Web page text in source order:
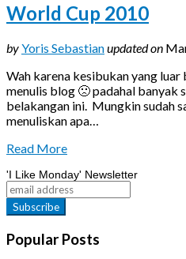
World Cup 2010
byYoris Sebastianupdated on
Wah karena kesibukan yang luar
menulis blog 🙁 padahal banyak
belakangan ini. Mungkin sudah
menuliskan apa…
Read More
'I Like Monday' Newsletter
Popular Posts